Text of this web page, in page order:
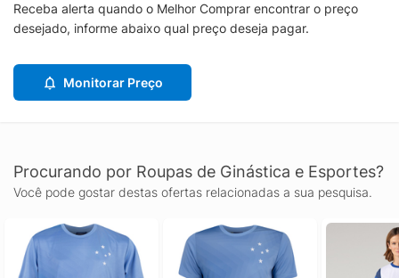
Receba alerta quando o Melhor Comprar encontrar o preço
desejado, informe abaixo qual preço deseja pagar.
Monitorar Preço
Procurando por Roupas de Ginástica e Esportes?
Você pode gostar destas ofertas relacionadas a sua pesquisa.